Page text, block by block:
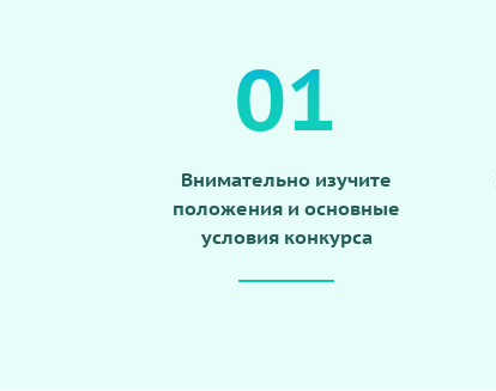
01
Внимательно изучите
положения и основные
условия конкурса